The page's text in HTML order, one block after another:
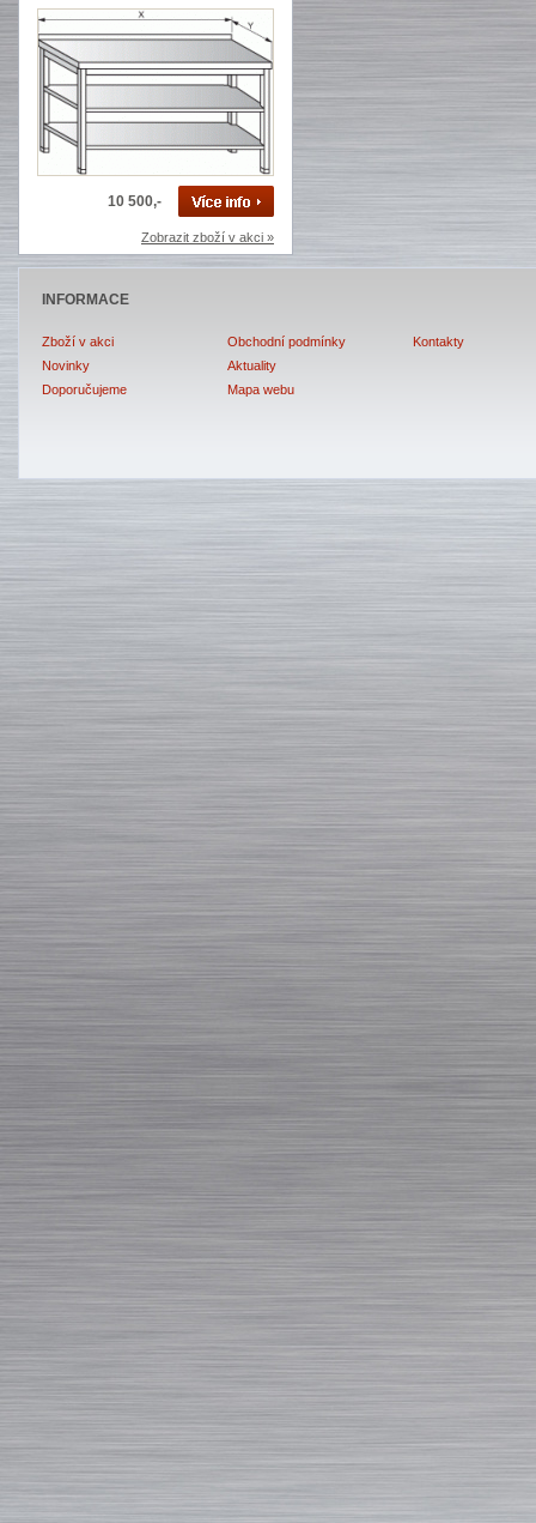
10 500,-
Zobrazit zboží v akci »
INFORMACE
Zboží v akci
Novinky
Doporučujeme
Obchodní podmínky
Aktuality
Mapa webu
Kontakty